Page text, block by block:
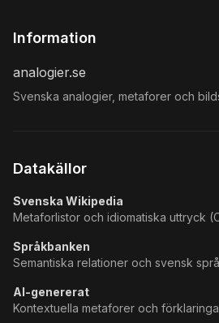
Information
analogier.se
Svenska analogier, metaforer och
Datakällor
Svenska Wikipedia
Metaforlistor och idiomatiska uttryck
Språkbanken
Semantiska relationer och svensk
AI-genererat
Kontextuella metaforer och